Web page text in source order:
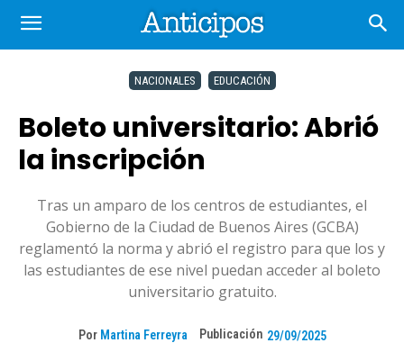
NACIONALES EDUCACIÓN
Boleto universitario: Abrió
la inscripción
Tras un amparo de los centros de estudiantes, el
Gobierno de la Ciudad de Buenos Aires (GCBA)
reglamentó la norma y abrió el registro para que los y
las estudiantes de ese nivel puedan acceder al boleto
universitario gratuito.
Por Martina Ferreyra Publicación 29/09/2025